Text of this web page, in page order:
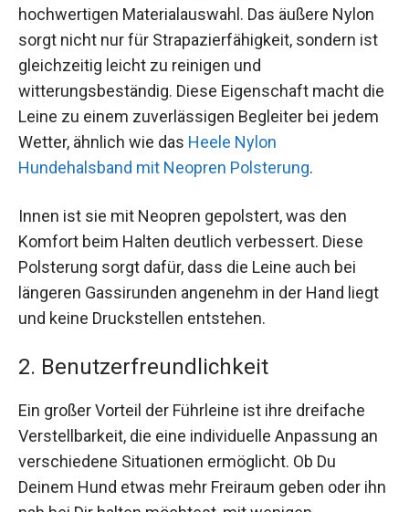
hochwertigen Materialauswahl. Das äußere Nylon
sorgt nicht nur für Strapazierfähigkeit, sondern ist
gleichzeitig leicht zu reinigen und
witterungsbeständig. Diese Eigenschaft macht die
Leine zu einem zuverlässigen Begleiter bei jedem
Wetter, ähnlich wie das Heele Nylon
Hundehalsband mit Neopren Polsterung.
Innen ist sie mit Neopren gepolstert, was den
Komfort beim Halten deutlich verbessert. Diese
Polsterung sorgt dafür, dass die Leine auch bei
längeren Gassirunden angenehm in der Hand liegt
und keine Druckstellen entstehen.
2. Benutzerfreundlichkeit
Ein großer Vorteil der Führleine ist ihre dreifache
Verstellbarkeit, die eine individuelle Anpassung an
verschiedene Situationen ermöglicht. Ob Du
Deinem Hund etwas mehr Freiraum geben oder ihn